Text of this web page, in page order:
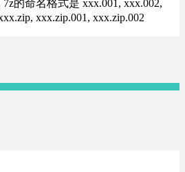
7z的命名格式是 xxx.001, xxx.002,
xxx.zip.001, xxx.zip.002